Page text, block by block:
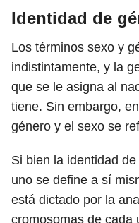
Identidad de
Los términos sexo y
indistintamente, y la
que se le asigna al
tiene. Sin embargo,
género y el sexo se
Si bien la identidad
uno se define a sí
está dictado por la
cromosomas de cada